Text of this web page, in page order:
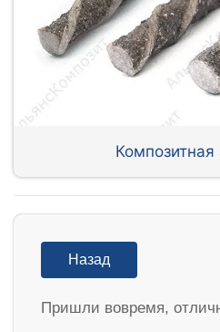
Назад
Пришли вовремя,